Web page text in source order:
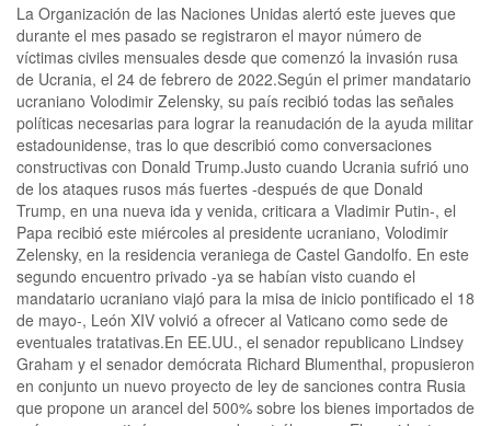
La Organización de las Naciones Unidas alertó este jueves que
durante el mes pasado se registraron el mayor número de
víctimas civiles mensuales desde que comenzó la invasión rusa
de Ucrania, el 24 de febrero de 2022.Según el primer mandatario
ucraniano Volodimir Zelensky, su país recibió todas las señales
políticas necesarias para lograr la reanudación de la ayuda militar
estadounidense, tras lo que describió como conversaciones
constructivas con Donald Trump.Justo cuando Ucrania sufrió uno
de los ataques rusos más fuertes -después de que Donald
Trump, en una nueva ida y venida, criticara a Vladimir Putin-, el
Papa recibió este miércoles al presidente ucraniano, Volodimir
Zelensky, en la residencia veraniega de Castel Gandolfo. En este
segundo encuentro privado -ya se habían visto cuando el
mandatario ucraniano viajó para la misa de inicio pontificado el 18
de mayo-, León XIV volvió a ofrecer al Vaticano como sede de
eventuales tratativas.En EE.UU., el senador republicano Lindsey
Graham y el senador demócrata Richard Blumenthal, propusieron
en conjunto un nuevo proyecto de ley de sanciones contra Rusia
que propone un arancel del 500% sobre los bienes importados de